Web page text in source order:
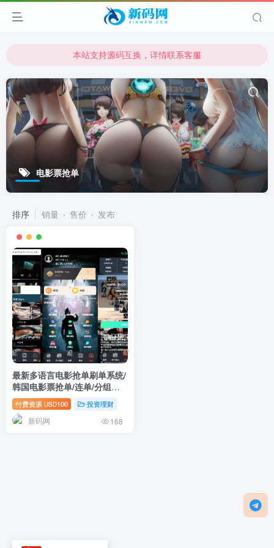
本站支持源码互换，详情联系客服
本站支持源码互换，详情联系客服
电影票抢单
排序 销量 售价 发布
最新多语言电影抢单刷单系统/
韩国电影票抢单/连单/分组杀/
余额宝理财
付费资源 USD100 投资理财
新码网 168